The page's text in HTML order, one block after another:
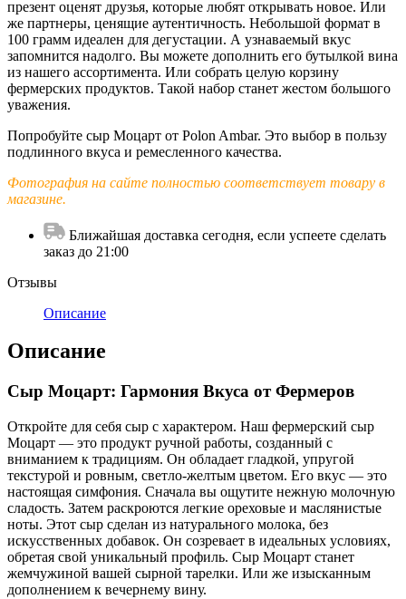
презент оценят друзья, которые любят открывать новое. Или
же партнеры, ценящие аутентичность. Небольшой формат в
100 грамм идеален для дегустации. А узнаваемый вкус
запомнится надолго. Вы можете дополнить его бутылкой вина
из нашего ассортимента. Или собрать целую корзину
фермерских продуктов. Такой набор станет жестом большого
уважения.
Попробуйте сыр Моцарт от Polon Ambar. Это выбор в пользу
подлинного вкуса и ремесленного качества.
Фотография на сайте полностью соответствует товару в
магазине.
Ближайшая доставка сегодня, если успеете сделать
заказ до 21:00
Отзывы
Описание
Описание
Сыр Моцарт: Гармония Вкуса от Фермеров
Откройте для себя сыр с характером. Наш фермерский сыр
Моцарт — это продукт ручной работы, созданный с
вниманием к традициям. Он обладает гладкой, упругой
текстурой и ровным, светло-желтым цветом. Его вкус — это
настоящая симфония. Сначала вы ощутите нежную молочную
сладость. Затем раскроются легкие ореховые и маслянистые
ноты. Этот сыр сделан из натурального молока, без
искусственных добавок. Он созревает в идеальных условиях,
обретая свой уникальный профиль. Сыр Моцарт станет
жемчужиной вашей сырной тарелки. Или же изысканным
дополнением к вечернему вину.